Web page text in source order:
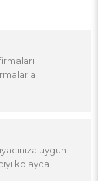
uygun
kolayca